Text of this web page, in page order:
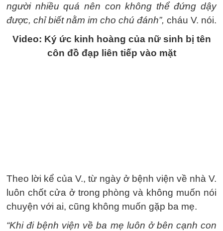
người nhiều quá nên con không thể đứng dậy
được, chỉ biết nằm im cho chú đánh”, cháu V. nói.
Video: Ký ức kinh hoàng của nữ sinh bị tên
côn đồ đạp liên tiếp vào mặt
Theo lời kể của V., từ ngày ở bệnh viện về nhà V.
luôn chốt cửa ở trong phòng và không muốn nói
chuyện với ai, cũng không muốn gặp ba mẹ.
“Khi đi bệnh viện về ba mẹ luôn ở bên cạnh con